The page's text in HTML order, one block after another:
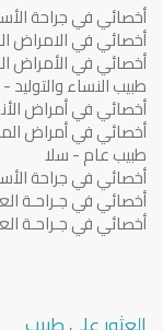
أخصائي في جراحة
أخصائي في الامراض
أخصائي في الأمراض
طبيب النساء
أخصائي في أمراض
أخصائي في أمراض
طبيب عام - سلا
أخصائي في جراحة
أخصائي في جـراحـة
أخصائي في جـراحـة